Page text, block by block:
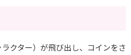
クター）が飛び出し、コインをさ